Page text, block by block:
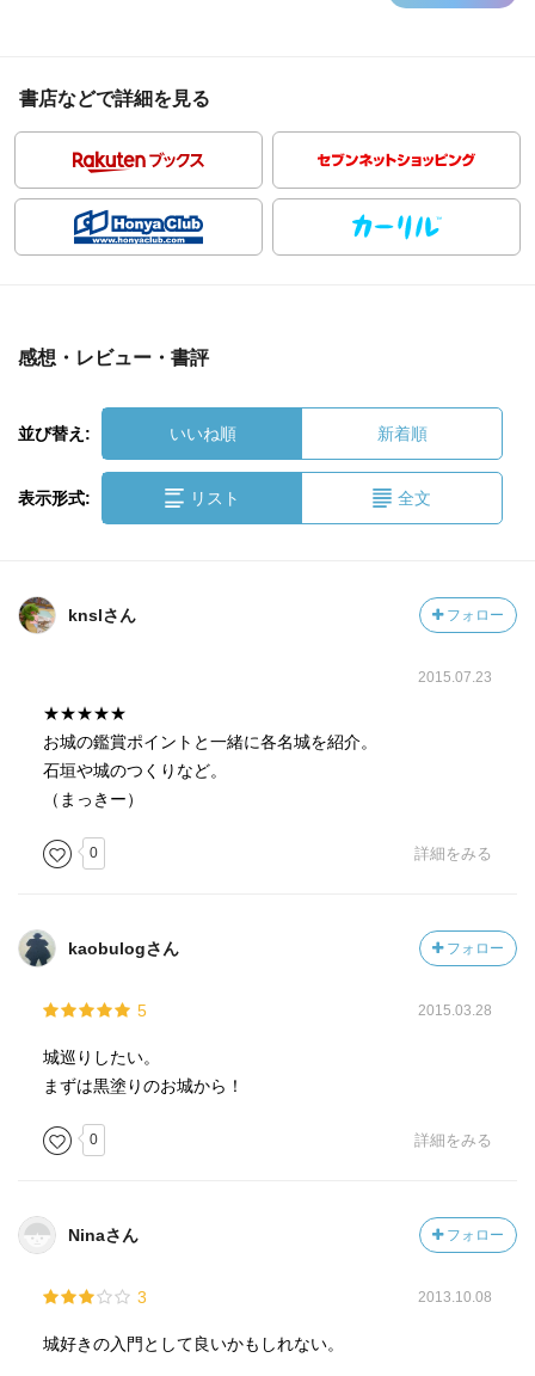
書店などで詳細を見る
感想・レビュー・書評
並び替え: いいね順 新着順
表示形式: リスト 全文
knslさん フォロー
2015.07.23
★★★★★
お城の鑑賞ポイントと一緒に各名城を紹介。
石垣や城のつくりなど。
（まっきー）
0 詳細をみる
kaobulogさん フォロー
5 2015.03.28
城巡りしたい。
まずは黒塗りのお城から！
0 詳細をみる
Ninaさん フォロー
3 2013.10.08
城好きの入門として良いかもしれない。